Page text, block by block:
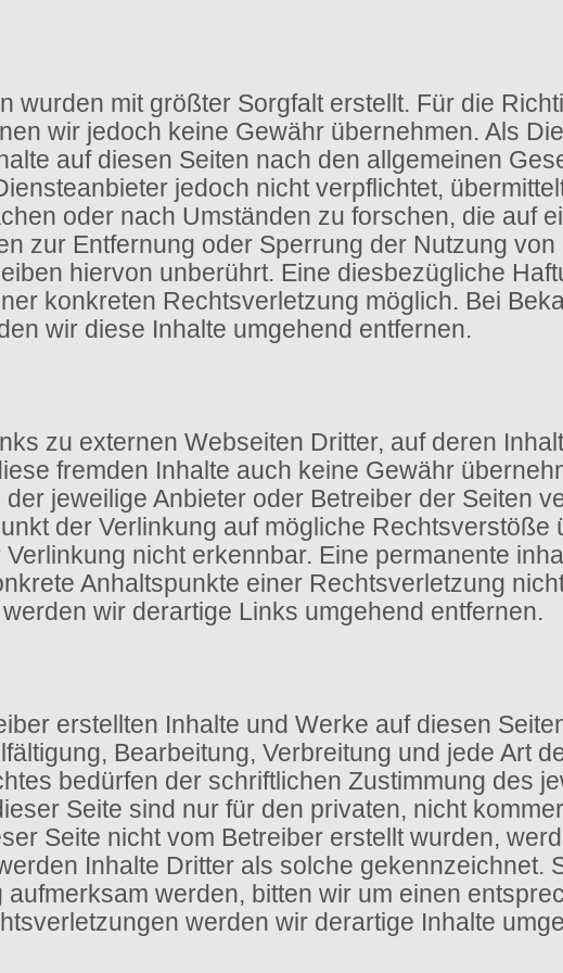
wurden mit größter Sorgfalt erstellt. Für die
wir jedoch keine Gewähr übernehmen. Als
auf diesen Seiten nach den allgemeinen
jedoch nicht verpflichtet,
oder nach Umständen zu forschen, die auf
zur Entfernung oder Sperrung der Nutzung
hiervon unberührt. Eine diesbezügliche
konkreten Rechtsverletzung möglich. Bei
wir diese Inhalte umgehend entfernen.
zu externen Webseiten Dritter, auf deren
fremden Inhalte auch keine Gewähr
jeweilige Anbieter oder Betreiber der Seiten
der Verlinkung auf mögliche Rechtsverstöße
nicht erkennbar. Eine permanente
Anhaltspunkte einer Rechtsverletzung
wir derartige Links umgehend entfernen.
erstellten Inhalte und Werke auf diesen
Bearbeitung, Verbreitung und jede Art
bedürfen der schriftlichen Zustimmung des
Seite sind nur für den privaten, nicht
Seite nicht vom Betreiber erstellt wurden,
Inhalte Dritter als solche gekennzeichnet.
werden, bitten wir um einen
werden wir derartige Inhalte